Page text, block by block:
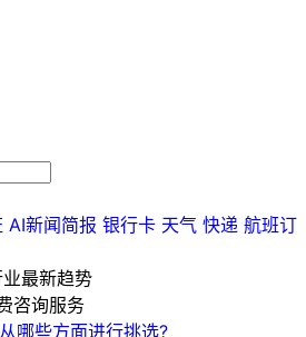
AI新闻简报 银行卡 天气 快递 航班订
最新趋势
咨询服务
哪些方面进行挑选?